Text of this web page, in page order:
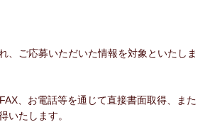
、ご応募いただいた情報を対象といたしま
、お電話等を通じて直接書面取得、また
いたします。